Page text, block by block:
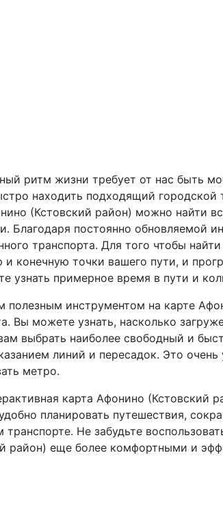
ритм жизни требует от нас быть
находить подходящий
(Кстовский район) можно найти
Благодаря постоянно обновляемой
транспорта. Для того чтобы
и конечную точки вашего пути, и
узнать примерное время в пути и
полезным инструментом на карте
Вы можете узнать, насколько
выбрать наиболее свободный и
линий и пересадок. Это
метро.
карта Афонино (Кстовский
планировать путешествия,
транспорте. Не забудьте
район) еще более комфортными и